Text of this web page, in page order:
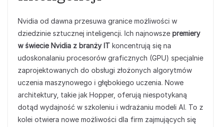
Nvidia od dawna przesuwa granice możliwości w
dziedzinie sztucznej inteligencji. Ich najnowsze premiery
w świecie Nvidia z branży IT koncentrują się na
udoskonalaniu procesorów graficznych (GPU) specjalnie
zaprojektowanych do obsługi złożonych algorytmów
uczenia maszynowego i głębokiego uczenia. Nowe
architektury, takie jak Hopper, oferują niespotykaną
dotąd wydajność w szkoleniu i wdrażaniu modeli AI. To z
kolei otwiera nowe możliwości dla firm zajmujących się